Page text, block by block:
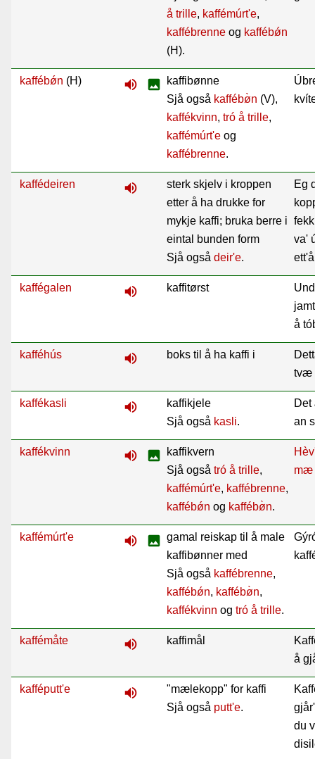
å trille, kaffémúrt'e,
kaffébrenne og kaffébǿn
(H).
kaffébǿn (H) volume_up image
kaffibønne
Sjå også kaffébø̀n (V),
kaffékvinn, tró å trille,
kaffémúrt'e og
kaffébrenne.
kaffédeiren volume_up
sterk skjelv i kroppen
etter å ha drukke for
mykje kaffi; bruka berre i
eintal bunden form
Sjå også deir'e.
Eg
va'
kaffégalen volume_up kaffitørst
å
kafféhús volume_up boks til å ha kaffi i
tvæ
kaffékasli volume_up
kaffikjele
Sjå også kasli.
an
kaffékvinn volume_up image
kaffikvern
Sjå også tró å trille,
kaffémúrt'e, kaffébrenne,
kaffébǿn og kaffébø̀n.
mæ
kaffémúrt'e volume_up image gamal reiskap til å male
kaffibønner med
Sjå også kaffébrenne,
kaffébǿn, kaffébø̀n,
kaffékvinn og tró å trille.
kaffémåte volume_up kaffimål
å
kafféputt'e volume_up
"mælekopp" for kaffi
Sjå også putt'e.
du